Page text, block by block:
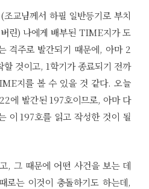
교님께서 하필 일반등기로 부치
린) 나에게 배부된 TIME지가 도
격주로 발간되기 때문에, 아마 2
것이고, 1학기가 종료되기 전까
지를 볼 수 있을 것 같다. 오늘
에 발간된 197호이므로, 아마 다
이 197호를 읽고 작성한 것이 될
, 그 때문에 어떤 사건을 보는 데
로는 이것이 충돌하기도 하는데,